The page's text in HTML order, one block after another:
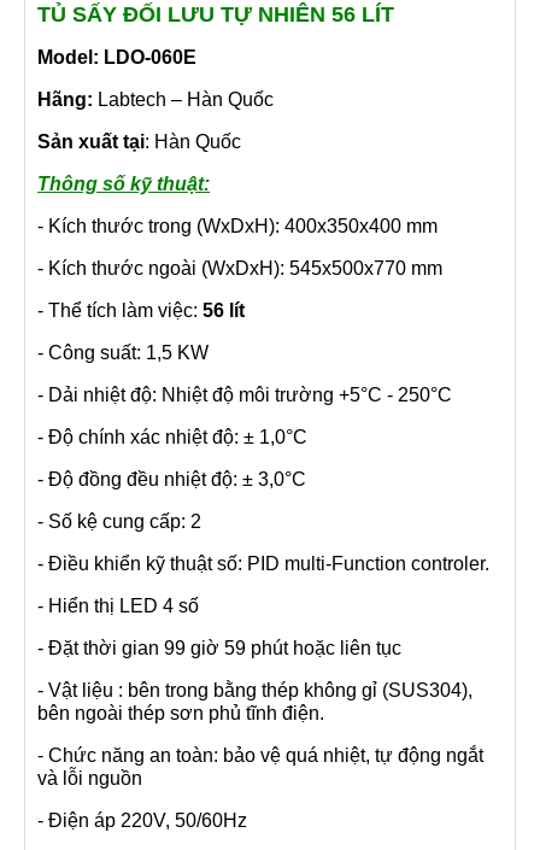
TỦ SẤY ĐỐI LƯU TỰ NHIÊN 56 LÍT
Model: LDO-060E
Hãng: Labtech – Hàn Quốc
Sản xuất tại: Hàn Quốc
Thông số kỹ thuật:
- Kích thước trong (WxDxH): 400x350x400 mm
- Kích thước ngoài (WxDxH): 545x500x770 mm
- Thể tích làm việc: 56 lít
- Công suất: 1,5 KW
- Dải nhiệt độ: Nhiệt độ môi trường +5°C - 250°C
- Độ chính xác nhiệt độ: ± 1,0°C
- Độ đồng đều nhiệt độ: ± 3,0°C
- Số kệ cung cấp: 2
- Điều khiển kỹ thuật số: PID multi-Function controler.
- Hiển thị LED 4 số
- Đặt thời gian 99 giờ 59 phút hoặc liên tục
- Vật liệu : bên trong bằng thép không gỉ (SUS304),
bên ngoài thép sơn phủ tĩnh điện.
- Chức năng an toàn: bảo vệ quá nhiệt, tự động ngắt
và lỗi nguồn
- Điện áp 220V, 50/60Hz